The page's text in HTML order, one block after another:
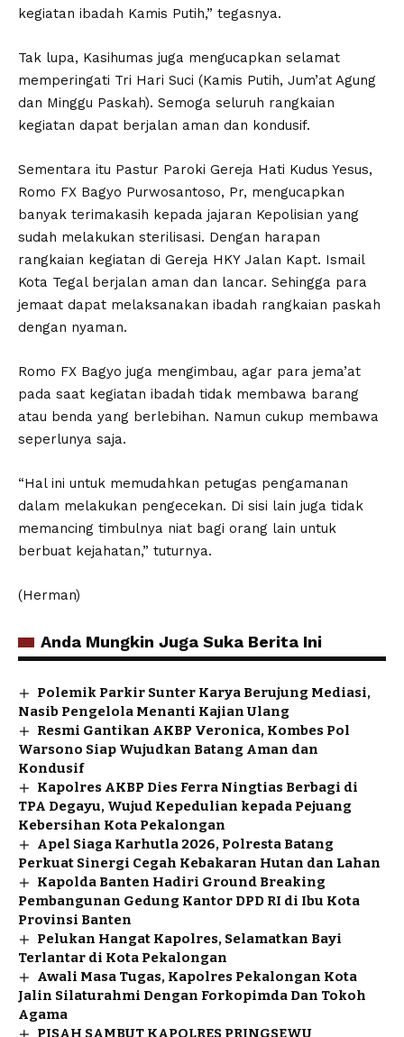
kegiatan ibadah Kamis Putih,” tegasnya.
Tak lupa, Kasihumas juga mengucapkan selamat
memperingati Tri Hari Suci (Kamis Putih, Jum’at Agung
dan Minggu Paskah). Semoga seluruh rangkaian
kegiatan dapat berjalan aman dan kondusif.
Sementara itu Pastur Paroki Gereja Hati Kudus Yesus,
Romo FX Bagyo Purwosantoso, Pr, mengucapkan
banyak terimakasih kepada jajaran Kepolisian yang
sudah melakukan sterilisasi. Dengan harapan
rangkaian kegiatan di Gereja HKY Jalan Kapt. Ismail
Kota Tegal berjalan aman dan lancar. Sehingga para
jemaat dapat melaksanakan ibadah rangkaian paskah
dengan nyaman.
Romo FX Bagyo juga mengimbau, agar para jema’at
pada saat kegiatan ibadah tidak membawa barang
atau benda yang berlebihan. Namun cukup membawa
seperlunya saja.
“Hal ini untuk memudahkan petugas pengamanan
dalam melakukan pengecekan. Di sisi lain juga tidak
memancing timbulnya niat bagi orang lain untuk
berbuat kejahatan,” tuturnya.
(Herman)
Anda Mungkin Juga Suka Berita Ini
Polemik Parkir Sunter Karya Berujung Mediasi,
Nasib Pengelola Menanti Kajian Ulang
Resmi Gantikan AKBP Veronica, Kombes Pol
Warsono Siap Wujudkan Batang Aman dan
Kondusif
Kapolres AKBP Dies Ferra Ningtias Berbagi di
TPA Degayu, Wujud Kepedulian kepada Pejuang
Kebersihan Kota Pekalongan
Apel Siaga Karhutla 2026, Polresta Batang
Perkuat Sinergi Cegah Kebakaran Hutan dan Lahan
Kapolda Banten Hadiri Ground Breaking
Pembangunan Gedung Kantor DPD RI di Ibu Kota
Provinsi Banten
Pelukan Hangat Kapolres, Selamatkan Bayi
Terlantar di Kota Pekalongan
Awali Masa Tugas, Kapolres Pekalongan Kota
Jalin Silaturahmi Dengan Forkopimda Dan Tokoh
Agama
PISAH SAMBUT KAPOLRES PRINGSEWU